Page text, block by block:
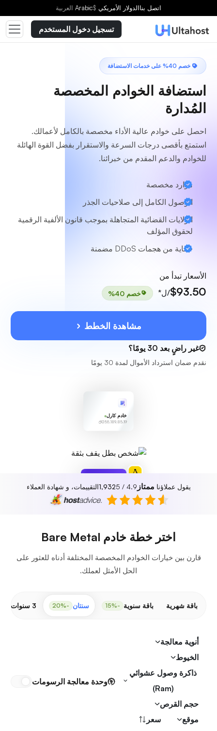
اتصل بناالدولار الأمريكي $
Arabic العربية
تسجيل دخول المستخدم
خصم 40% على خدمات الاستضافة
استضافة الخوادم المخصصة
المُدارة
احصل على خوادم عالية الأداء مخصصة بالكامل لأعمالك.
استمتع بأقصى درجات السرعة والاستقرار بفضل القوة الهائلة
للخوادم والدعم المقدم من خبرائنا.
موارد مخصصة
الوصول الكامل إلى صلاحيات الجذر
الولايات القضائية المتجاهلة بموجب قانون الألفية الرقمية
لحقوق المؤلف
حماية من هجمات DDoS مضمنة
الأسعار تبدأ من
$93.50/ل* خصم 40%
مشاهدة الخطط
غير راضٍ بعد 30 يومًا؟
نقدم ضمان استرداد الأموال لمدة 30 يومًا
محمي
لم يتم العثور على
أي تهديدات
خادم كارل
255.189.85.19
يقول عملاؤنا ممتاز 4.9 / 5
1,932التقييمات، و شهادة العملاء
اختر خطة خادم Bare Metal
قارن بين خيارات الخوادم المخصصة المختلفة أدناه للعثور على
الحل الأمثل لعملك.
باقة شهرية باقة سنوية -15% سنتان -20% 3 سنوات
أنوية معالجة
الخيوط
ذاكرة وصول عشوائي
(Ram)
حجم القرص
موقع
سعر
وحدة معالجة الرسومات